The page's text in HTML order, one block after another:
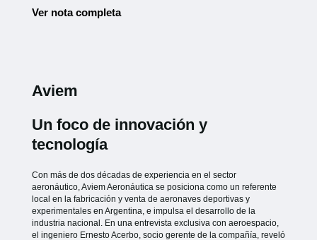
Ver nota completa
Aviem
Un foco de innovación y
tecnología
Con más de dos décadas de experiencia en el sector
aeronáutico, Aviem Aeronáutica se posiciona como un referente
local en la fabricación y venta de aeronaves deportivas y
experimentales en Argentina, e impulsa el desarrollo de la
industria nacional. En una entrevista exclusiva con aeroespacio,
el ingeniero Ernesto Acerbo, socio gerente de la compañía, reveló